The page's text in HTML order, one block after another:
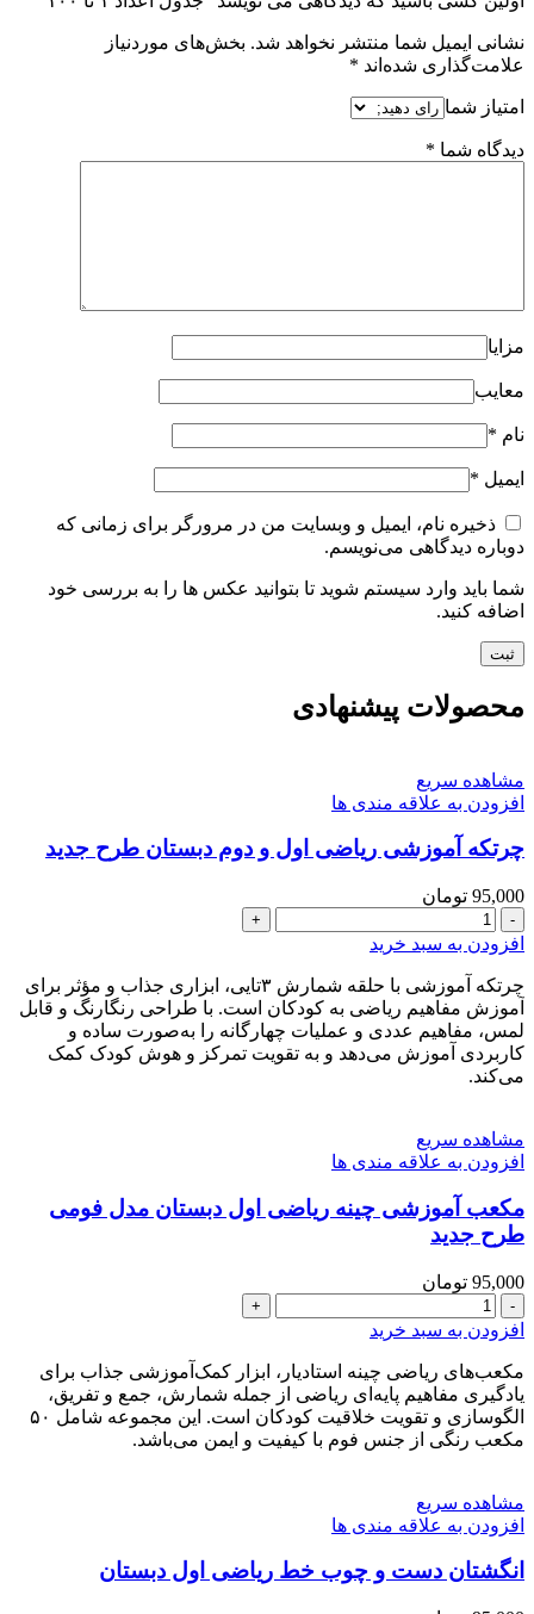
نشانی ایمیل شما منتشر نخواهد شد. بخش‌های موردنیاز
علامت‌گذاری شده‌اند *
امتیاز شما
دیدگاه شما *
مزایا
معایب
نام *
ایمیل *
ذخیره نام، ایمیل و وبسایت من در مرورگر برای زمانی که
دوباره دیدگاهی می‌نویسم.
شما باید وارد سیستم شوید تا بتوانید عکس ها را به بررسی خود
اضافه کنید.
محصولات پیشنهادی
مشاهده سریع
افزودن به علاقه مندی ها
چرتکه آموزشی ریاضی اول و دوم دبستان طرح جدید
95,000 تومان
چرتکه
آموزشی
اول
و
دوم
دبستان
طرح
افزودن به سبد خرید
چرتکه آموزشی با حلقه شمارش ۳تایی، ابزاری جذاب و مؤثر برای
آموزش مفاهیم ریاضی به کودکان است. با طراحی رنگارنگ و قابل
لمس، مفاهیم عددی و عملیات چهارگانه را به‌صورت ساده و
کاربردی آموزش می‌دهد و به تقویت تمرکز و هوش کودک کمک
می‌کند.
مشاهده سریع
افزودن به علاقه مندی ها
مکعب آموزشی چینه ریاضی اول دبستان مدل فومی
طرح جدید
95,000 تومان
مکعب
آموزشی
ریاضی
اول
دبستان
مدل
جدید
عدد
افزودن به سبد خرید
مکعب‌های ریاضی چینه استادیار، ابزار کمک‌آموزشی جذاب برای
یادگیری مفاهیم پایه‌ای ریاضی از جمله شمارش، جمع و تفریق،
الگو‌سازی و تقویت خلاقیت کودکان است. این مجموعه شامل ۵۰
مکعب رنگی از جنس فوم با کیفیت و ایمن می‌باشد.
مشاهده سریع
افزودن به علاقه مندی ها
انگشتان دست و چوب خط ریاضی اول دبستان